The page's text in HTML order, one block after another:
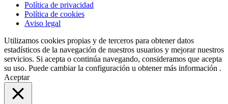
Política de privacidad
Política de cookies
Aviso legal
Utilizamos cookies propias y de terceros para obtener datos
estadísticos de la navegación de nuestros usuarios y mejorar nuestros
servicios. Si acepta o continúa navegando, consideramos que acepta
su uso. Puede cambiar la configuración u obtener más información .
Aceptar